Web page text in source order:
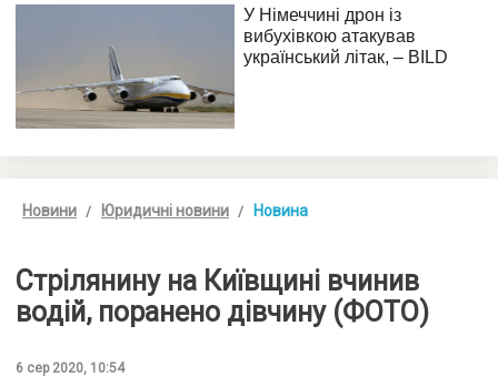
Новини Юридичні новини Новина
Стрілянину на Київщині вчинив
водій, поранено дівчину (ФОТО)
6 сер 2020, 10:54